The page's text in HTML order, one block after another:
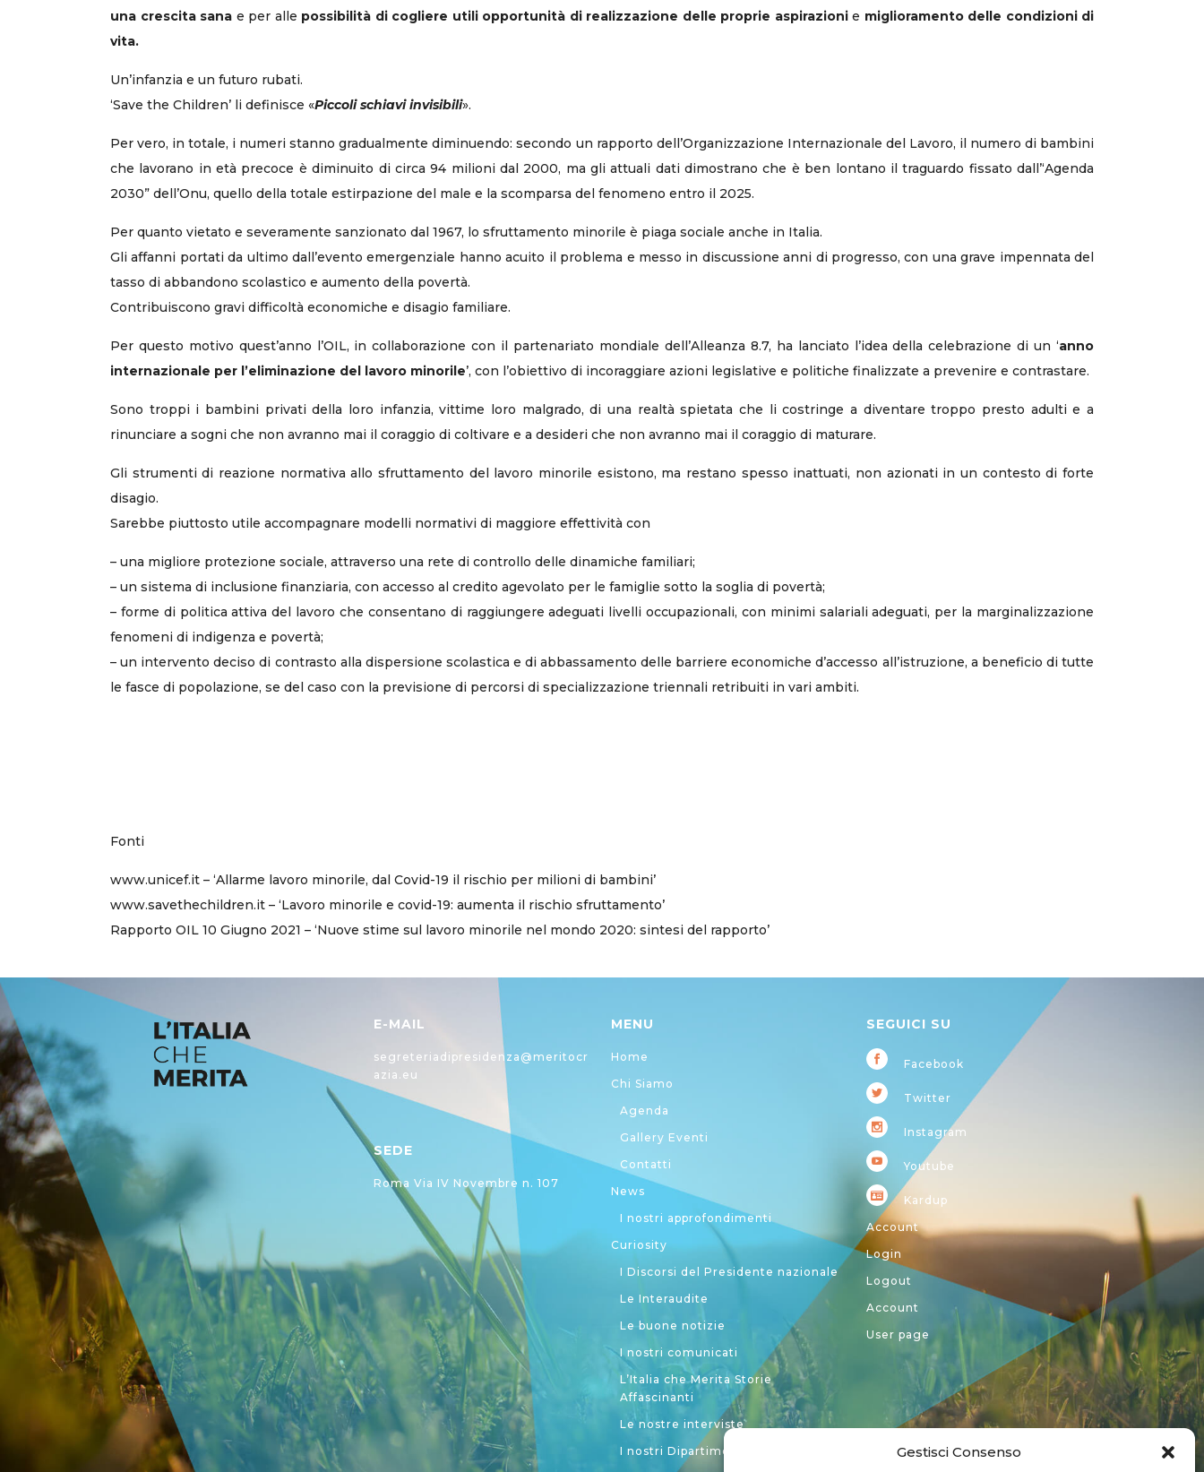
Gestisci Consenso
una crescita sana e per alle possibilità di cogliere utili opportunità di realizzazione delle proprie aspirazionie miglioramento delle condizioni di
vita.
Un’infanzia e un futuro rubati.
‘Save the Children’ li definisce «Piccoli schiavi invisibili».
Per vero, in totale, i numeri stanno gradualmente diminuendo: secondo un rapporto dell’Organizzazione Internazionale del Lavoro, il numero di bambini
che lavorano in età precoce è diminuito di circa 94 milioni dal 2000, ma gli attuali dati dimostrano che è ben lontano il traguardo fissato dall’‘Agenda
2030” dell’Onu, quello della totale estirpazione del male e la scomparsa del fenomeno entro il 2025.
Per quanto vietato e severamente sanzionato dal 1967, lo sfruttamento minorile è piaga sociale anche in Italia.
Gli affanni portati da ultimo dall’evento emergenziale hanno acuito il problema e messo in discussione anni di progresso, con una grave impennata del
tasso di abbandono scolastico e aumento della povertà.
Contribuiscono gravi difficoltà economiche e disagio familiare.
Per questo motivo quest’anno l’OIL, in collaborazione con il partenariato mondiale dell’Alleanza 8.7, ha lanciato l’idea della celebrazione di un ‘anno
internazionale per l’eliminazione del lavoro minorile’, con l’obiettivo di incoraggiare azioni legislative e politiche finalizzate a prevenire e contrastare.
Sono troppi i bambini privati della loro infanzia, vittime loro malgrado, di una realtà spietata che li costringe a diventare troppo presto adulti e a
rinunciare a sogni che non avranno mai il coraggio di coltivare e a desideri che non avranno mai il coraggio di maturare.
Gli strumenti di reazione normativa allo sfruttamento del lavoro minorile esistono, ma restano spesso inattuati, non azionati in un contesto di forte
disagio.
Sarebbe piuttosto utile accompagnare modelli normativi di maggiore effettività con
– una migliore protezione sociale, attraverso una rete di controllo delle dinamiche familiari;
– un sistema di inclusione finanziaria, con accesso al credito agevolato per le famiglie sotto la soglia di povertà;
– forme di politica attiva del lavoro che consentano di raggiungere adeguati livelli occupazionali, con minimi salariali adeguati, per la marginalizzazione
fenomeni di indigenza e povertà;
– un intervento deciso di contrasto alla dispersione scolastica e di abbassamento delle barriere economiche d’accesso all’istruzione, a beneficio di tutte
le fasce di popolazione, se del caso con la previsione di percorsi di specializzazione triennali retribuiti in vari ambiti.
Fonti
www.unicef.it – ‘Allarme lavoro minorile, dal Covid-19 il rischio per milioni di bambini’
www.savethechildren.it – ‘Lavoro minorile e covid-19: aumenta il rischio sfruttamento’
Rapporto OIL 10 Giugno 2021 – ‘Nuove stime sul lavoro minorile nel mondo 2020: sintesi del rapporto’
E-MAIL
segreteriadipresidenza@meritocr
azia.eu
SEDE
Roma Via IV Novembre n. 107
MENU
Home
Chi Siamo
Agenda
Gallery Eventi
Contatti
News
I nostri approfondimenti
Curiosity
I Discorsi del Presidente nazionale
Le Interaudite
Le buone notizie
I nostri comunicati
L’Italia che Merita Storie
Affascinanti
Le nostre interviste
I nostri Dipartimenti
SEGUICI SU
Facebook
Twitter
Instagram
Youtube
Kardup
Account
Login
Logout
Account
User page